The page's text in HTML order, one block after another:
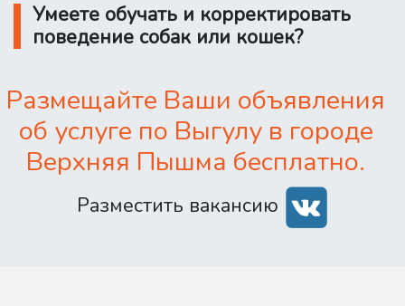
Умеете обучать и корректировать
поведение собак или кошек?
Размещайте Ваши объявления
об услуге по Выгулу в городе
Верхняя Пышма бесплатно.
Разместить вакансию